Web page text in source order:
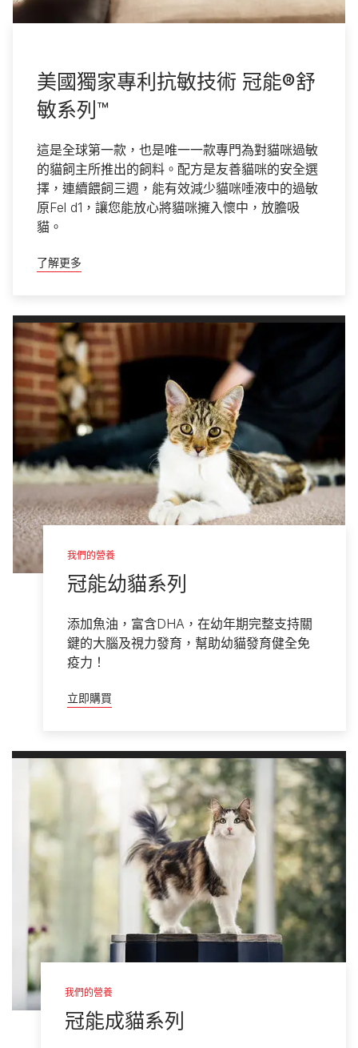
美國獨家專利抗敏技術 冠能®舒
敏系列™
這是全球第一款，也是唯一一款專門為對貓咪過敏
的貓飼主所推出的飼料。配方是友善貓咪的安全選
擇，連續餵飼三週，能有效減少貓咪唾液中的過敏
原Fel d1，讓您能放心將貓咪擁入懷中，放膽吸
貓。
了解更多
我們的營養
冠能幼貓系列
添加魚油，富含DHA，在幼年期完整支持關
鍵的大腦及視力發育，幫助幼貓發育健全免
疫力！
立即購買
我們的營養
冠能成貓系列